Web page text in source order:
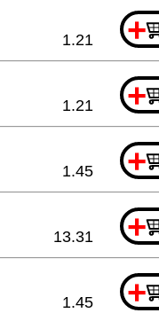
+
1.21
+
1.21
+
1.45
+
13.31
+
1.45